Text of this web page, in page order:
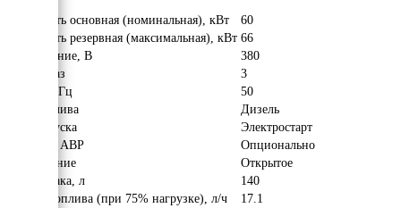
Мощность основная (номинальная), кВт
60
Мощность резервная (максимальная), кВт 66
Напряжение, В
380
Число фаз
3
Частота, Гц
50
Вид топлива
Дизель
Тип запуска
Электростарт
Наличие АВР
Опционально
Исполнение
Открытое
Объём бака, л
140
Расход топлива (при 75% нагрузке), л/ч
17.1